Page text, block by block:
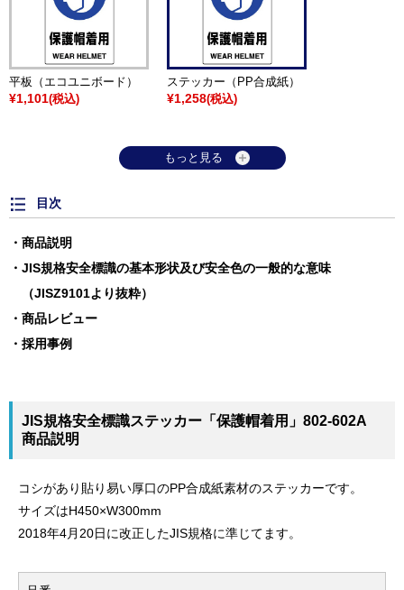
平板（エコユニボード）
¥1,101(税込)
ステッカー（PP合成紙）
¥1,258(税込)
もっと見る
目次
商品説明
JIS規格安全標識の基本形状及び安全色の一般的な意味
（JISZ9101より抜粋）
商品レビュー
採用事例
JIS規格安全標識ステッカー「保護帽着用」802-602A
商品説明
コシがあり貼り易い厚口のPP合成紙素材のステッカーです。
サイズはH450×W300mm
2018年4月20日に改正したJIS規格に準じてます。